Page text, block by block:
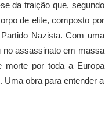
da traição que, segundo
de elite, composto por
Nazista. Com uma
no assassinato em massa
morte por toda a Europa
Uma obra para entender a